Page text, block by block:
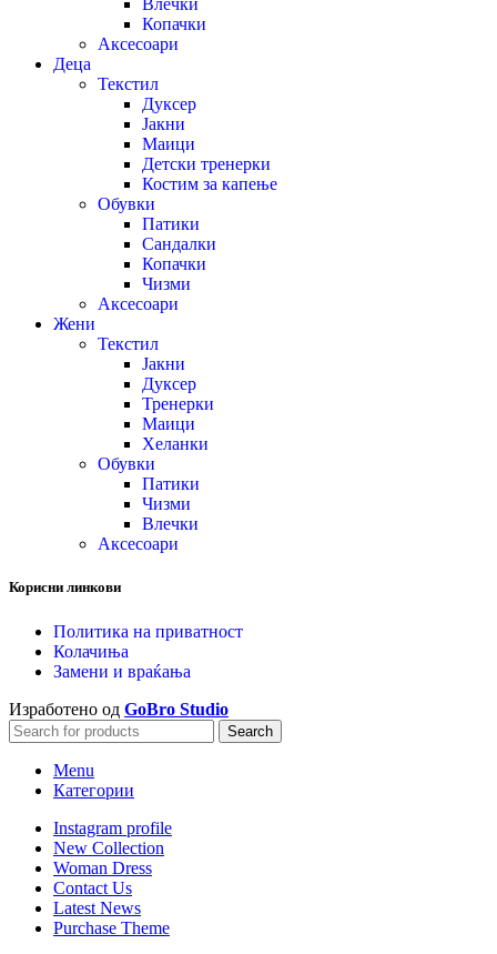
Влечки
Копачки
Аксесоари
Деца
Текстил
Дуксер
Јакни
Маици
Детски тренерки
Костим за капење
Обувки
Патики
Сандалки
Копачки
Чизми
Аксесоари
Жени
Текстил
Јакни
Дуксер
Тренерки
Маици
Хеланки
Обувки
Патики
Чизми
Влечки
Аксесоари
Корисни линкови
Политика на приватност
Колачиња
Замени и враќања
Изработено од GoBro Studio
Search
Menu
Категории
Instagram profile
New Collection
Woman Dress
Contact Us
Latest News
Purchase Theme